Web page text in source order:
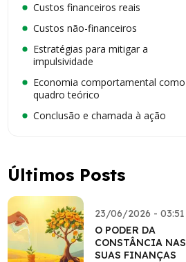
Custos financeiros reais
Custos não-financeiros
Estratégias para mitigar a
impulsividade
Economia comportamental como
quadro teórico
Conclusão e chamada à ação
Últimos Posts
23/06/2026 - 03:51
O PODER DA
CONSTÂNCIA NAS
SUAS FINANÇAS